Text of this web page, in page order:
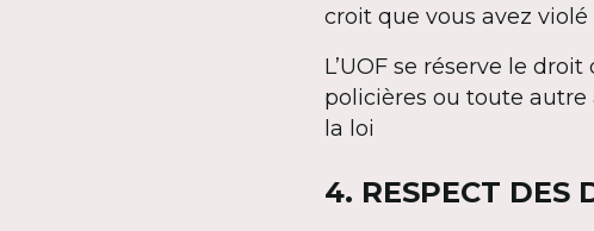
croit que vous avez
L’UOF se réserve le
policières ou toute
la loi
4. RESPECT DES